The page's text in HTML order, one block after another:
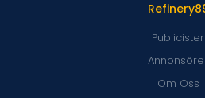
Publicister
Om Oss